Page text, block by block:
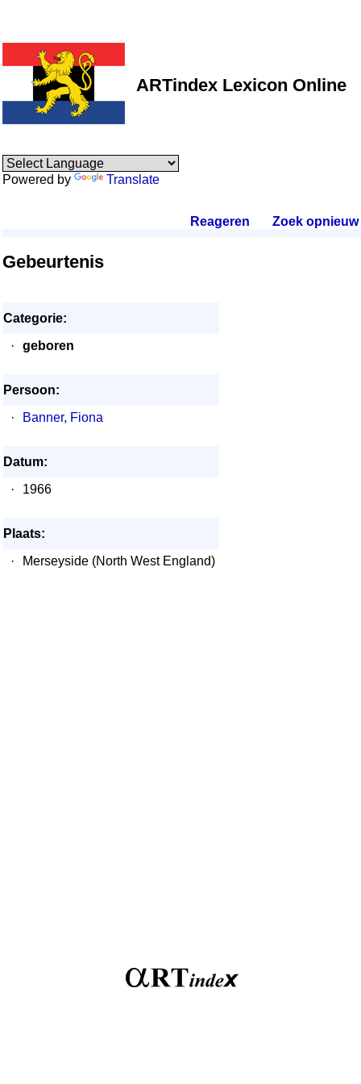
ARTindex Lexicon Online
Powered by Translate
Reageren Zoek opnieuw.
Gebeurtenis
Categorie:
·
geboren
Persoon:
·
Banner, Fiona
Datum:
·
1966
Plaats:
·
Merseyside (North West England)